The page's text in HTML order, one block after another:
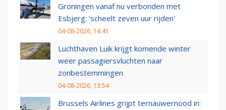
Groningen vanaf nu verbonden met
Esbjerg: 'scheelt zeven uur rijden'
04-08-2026, 14:41
Luchthaven Luik krijgt komende winter
weer passagiersvluchten naar
zonbestemmingen
04-08-2026, 13:54
Brussels Airlines grijpt ternauwernood in: